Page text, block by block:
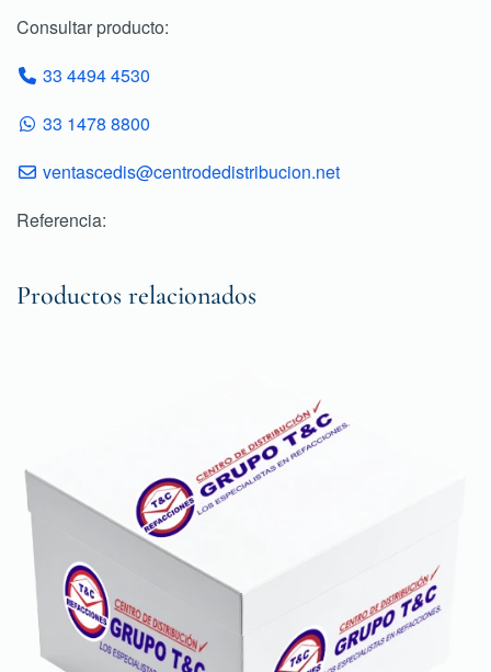
Consultar producto:
33 4494 4530
33 1478 8800
ventascedis@centrodedistribucion.net
Referencia:
Productos relacionados